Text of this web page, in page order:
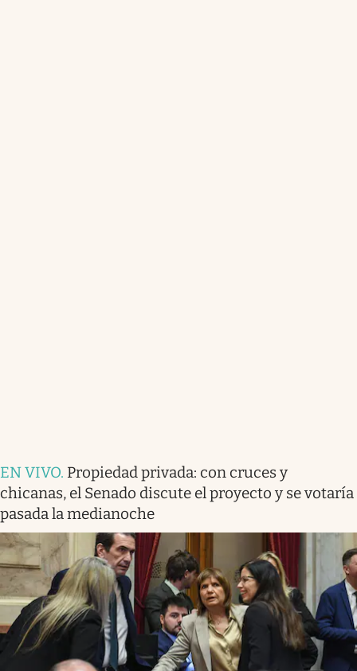
EN VIVO. Propiedad privada: con cruces y
chicanas, el Senado discute el proyecto y se votaría
pasada la medianoche